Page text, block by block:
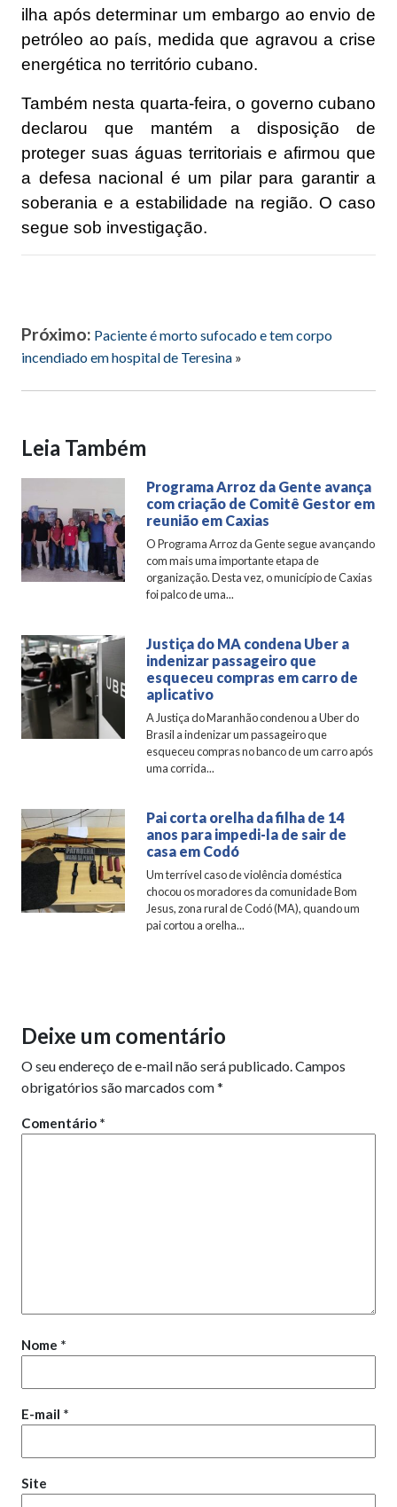
ilha após determinar um embargo ao envio de
petróleo ao país, medida que agravou a crise
energética no território cubano.
Também nesta quarta-feira, o governo cubano
declarou que mantém a disposição de
proteger suas águas territoriais e afirmou que
a defesa nacional é um pilar para garantir a
soberania e a estabilidade na região. O caso
segue sob investigação.
Próximo: Paciente é morto sufocado e tem corpo
incendiado em hospital de Teresina »
Leia Também
Programa Arroz da Gente avança
com criação de Comitê Gestor em
reunião em Caxias
O Programa Arroz da Gente segue avançando
com mais uma importante etapa de
organização. Desta vez, o município de Caxias
foi palco de uma...
Justiça do MA condena Uber a
indenizar passageiro que
esqueceu compras em carro de
aplicativo
A Justiça do Maranhão condenou a Uber do
Brasil a indenizar um passageiro que
esqueceu compras no banco de um carro após
uma corrida...
Pai corta orelha da filha de 14
anos para impedi-la de sair de
casa em Codó
Um terrível caso de violência doméstica
chocou os moradores da comunidade Bom
Jesus, zona rural de Codó (MA), quando um
pai cortou a orelha...
Deixe um comentário
O seu endereço de e-mail não será publicado. Campos
obrigatórios são marcados com*
Comentário *
Nome *
E-mail *
Site